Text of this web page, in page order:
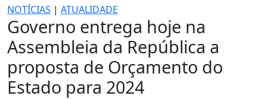
NOTÍCIAS | ATUALIDADE
Governo entrega hoje na
Assembleia da República a
proposta de Orçamento do
Estado para 2024